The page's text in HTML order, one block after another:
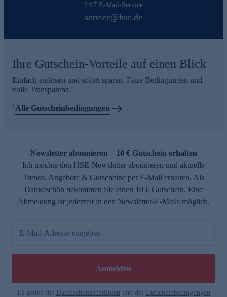
24/7 E-Mail-Service
service@hse.de
Ihre Gutschein-Vorteile auf einen Blick
Einfach einlösen und sofort sparen. Faire Bedingungen und
volle Transparenz.
1Alle Gutscheinbedingungen
Newsletter abonnieren – 10 € Gutschein erhalten
Ich möchte den HSE-Newsletter abonnieren und aktuelle
Trends, Angebote & Gutscheine per E-Mail erhalten. Als
Dankeschön bekommen Sie einen 10 € Gutschein. Eine
Abmeldung ist jederzeit in den Newsletter-E-Mails möglich.
E-Mail-Adresse eingeben
Anmelden
Es gelten die Datenschutzrichtlinien und die Gutscheinbedingungen